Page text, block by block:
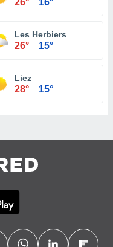
26° 16°
Les Herbiers
26° 15°
Liez
28° 15°